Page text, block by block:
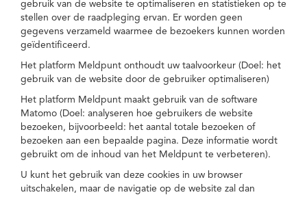
gebruik van de website te optimaliseren en statistieken op te
stellen over de raadpleging ervan. Er worden geen
gegevens verzameld waarmee de bezoekers kunnen worden
geïdentificeerd.
Het platform Meldpunt onthoudt uw taalvoorkeur (Doel: het
gebruik van de website door de gebruiker optimaliseren)
Het platform Meldpunt maakt gebruik van de software
Matomo (Doel: analyseren hoe gebruikers de website
bezoeken, bijvoorbeeld: het aantal totale bezoeken of
bezoeken aan een bepaalde pagina. Deze informatie wordt
gebruikt om de inhoud van het Meldpunt te verbeteren).
U kunt het gebruik van deze cookies in uw browser
uitschakelen, maar de navigatie op de website zal dan